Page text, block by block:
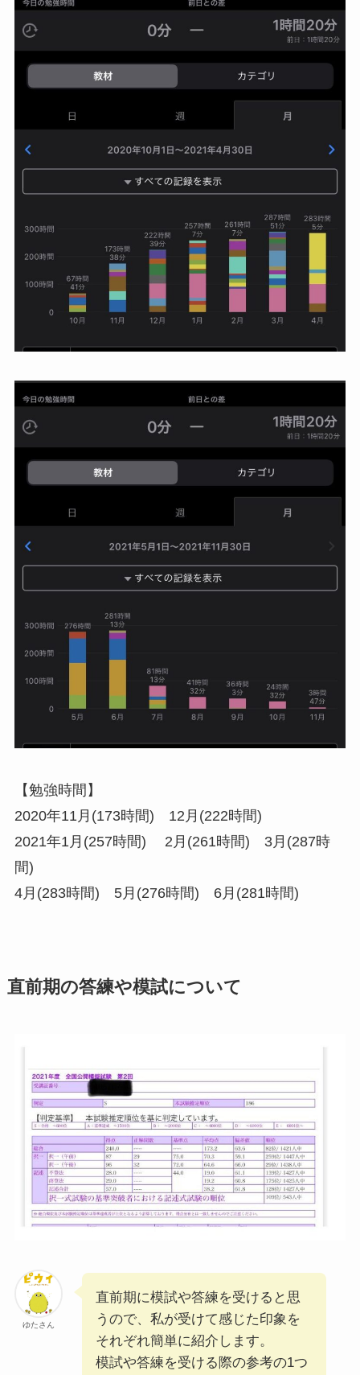
【勉強時間】
2020年11月(173時間) 12月(222時間)
2021年1月(257時間) 2月(261時間) 3月(287時
間)
4月(283時間) 5月(276時間) 6月(281時間)
直前期の答練や模試について
ゆたさん
直前期に模試や答練を受けると思
うので、私が受けて感じた印象を
それぞれ簡単に紹介します。
模試や答練を受ける際の参考の1つ